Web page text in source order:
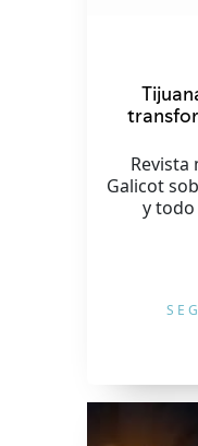
Revista
Galicot
y todo